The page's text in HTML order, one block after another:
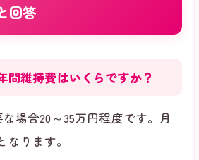
回答
間維持費はいくらですか？
場合20～35万円程度です。月
ります。